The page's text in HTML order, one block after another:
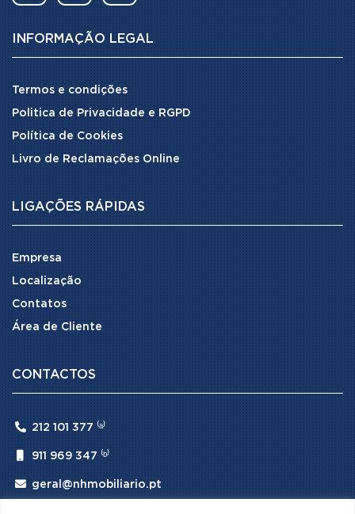
INFORMAÇÃO LEGAL
Termos e condições
Politica de Privacidade e RGPD
Política de Cookies
Livro de Reclamações Online
LIGAÇÕES RÁPIDAS
Empresa
Localização
Contatos
Área de Cliente
CONTACTOS
 212 101 377 ⁽ᵃ⁾
911 969 347 ⁽ᵇ⁾
 geral@nhmobiliario.pt